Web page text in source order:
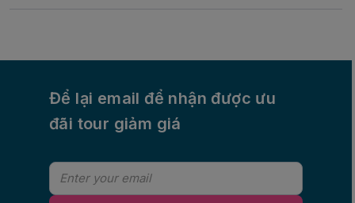
Để lại email để nhận được ưu
đãi tour giảm giá